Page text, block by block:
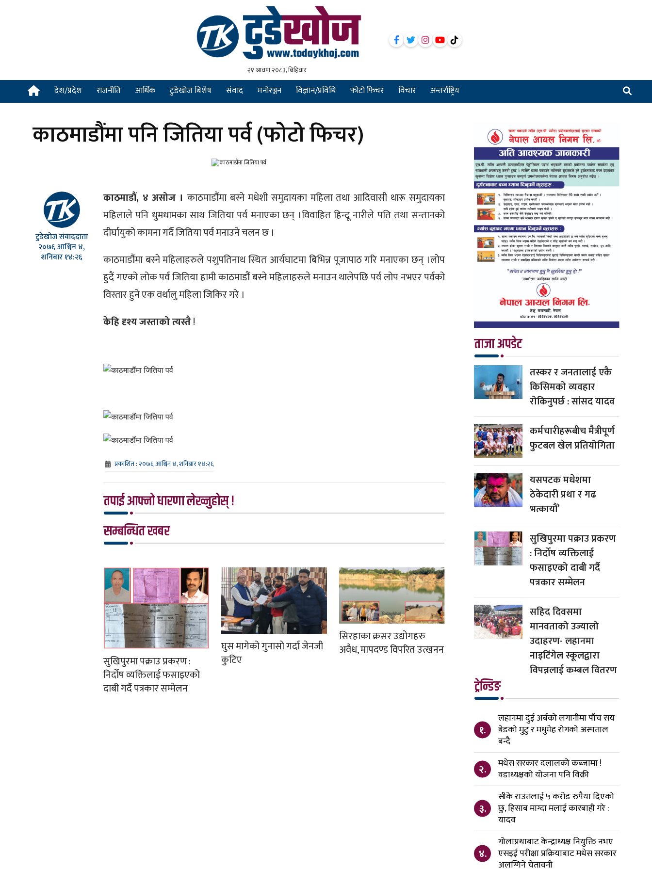
देश/प्रदेश राजनीति आर्थिक टुडेखोज बिशेष संवाद मनोरञ्जन विज्ञान/प्रविधि फोटो फिचर विचार अन्तर्राष्ट्रिय
काठमाडौंमा पनि जितिया पर्व (फोटो फिचर)
टुडेखोज संवाददाता
२०७६ आश्विन ४,
शनिबार १४:२६
काठमाडौं, ४ असोज ।काठमाडौंमा बस्ने मधेशी समुदायका महिला तथा आदिवासी थारू समुदायका
महिलाले पनि धुमधामका साथ जितिया पर्व मनाएका छन् ।विवाहित हिन्दू नारीले पति तथा सन्तानको
दीर्घायुको कामना गर्दै जितिया पर्व मनाउने चलन छ ।
काठमाडौंमा बस्ने महिलाहरुले पशुपतिनाथ स्थित आर्यघाटमा बिभिन्न पूजापाठ गरि मनाएका छन् ।लोप
हुदैं गएको लोक पर्व जितिया हामी काठमाडौं बस्ने महिलाहरुले मनाउन थालेपछि पर्व लोप नभएर पर्वको
विस्तार हुने एक वर्थालु महिला जिकिर गरे ।
केहि दृश्य जस्ताको त्यस्तै!
प्रकाशित : २०७६ आश्विन ४, शनिबार १४:२६
तपाई आफ्नो धारणा लेख्नुहोस् !
सम्बन्धित खबर
सुखिपुरमा पक्राउ प्रकरण :
निर्दोष व्यक्तिलाई फसाइएको
दाबी गर्दै पत्रकार सम्मेलन
घुस मागेको गुनासो गर्दा जेनजी
कुटिए
सिरहाका क्रसर उद्योगहरु
अवैध, मापदण्ड विपरित उत्खनन
ताजा अपडेट
तस्कर र जनतालाई एकै
किसिमको व्यवहार
रोकिनुपर्छ : सांसद यादव
कर्मचारीहरूबीच मैत्रीपूर्ण
फुटबल खेल प्रतियोगिता
यसपटक मधेशमा
ठेकेदारी प्रथा र गढ
भत्कायौं’
सुखिपुरमा पक्राउ प्रकरण
: निर्दोष व्यक्तिलाई
फसाइएको दाबी गर्दै
पत्रकार सम्मेलन
सहिद दिवसमा
मानवताको उज्यालो
उदाहरण- लहानमा
नाइटिंगेल स्कूलद्वारा
विपन्नलाई कम्बल वितरण
ट्रेन्डिङ
१.
लहानमा दुई अर्बको लगानीमा पाँच सय
बेडको मुटु र मधुमेह रोगको अस्पताल
बन्दै
२.
मधेस सरकार दलालको कब्जामा !
वडाध्यक्षको योजना पनि विक्री
३.
सीके राउतलाई ५ करोड रुपैया दिएको
छु, हिसाब माग्दा मलाई कारबाही गरे :
यादव
४.
गोलाप्रथाबाट केन्द्राध्यक्ष नियुक्ति नभए
एसइई परीक्षा प्रक्रियाबाट मधेस सरकार
अलग्गिने चेतावनी